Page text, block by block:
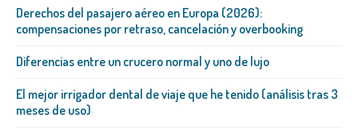
Derechos del pasajero aéreo en Europa (2026):
compensaciones por retraso, cancelación y overbooking
Diferencias entre un crucero normal y uno de lujo
El mejor irrigador dental de viaje que he tenido (análisis tras 3
meses de uso)